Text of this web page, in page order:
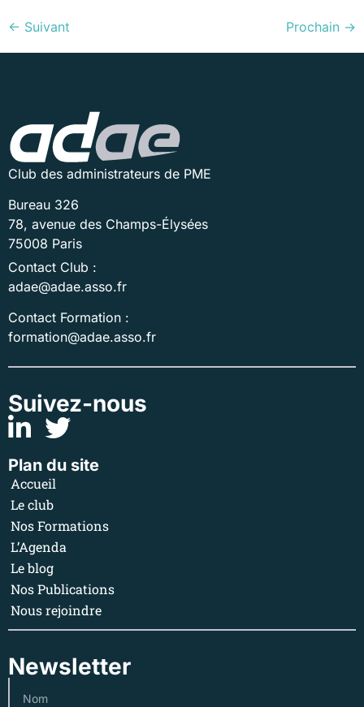
← Suivant Prochain →
Club des administrateurs de PME
Bureau 326
78, avenue des Champs-Élysées
75008 Paris
Contact Club :
adae@adae.asso.fr
Contact Formation :
formation@adae.asso.fr
Suivez-nous
Plan du site
Accueil
Le club
Nos Formations
L’Agenda
Le blog
Nos Publications
Nous rejoindre
Newsletter